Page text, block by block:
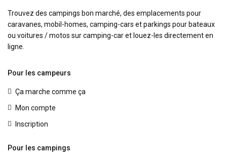
Trouvez des campings bon marché, des emplacements pour
caravanes, mobil-homes, camping-cars et parkings pour bateaux
ou voitures / motos sur camping-car et louez-les directement en
ligne.
Pour les campeurs
Ça marche comme ça
Mon compte
Inscription
Pour les campings